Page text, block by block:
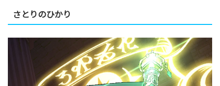
さとりのひかり